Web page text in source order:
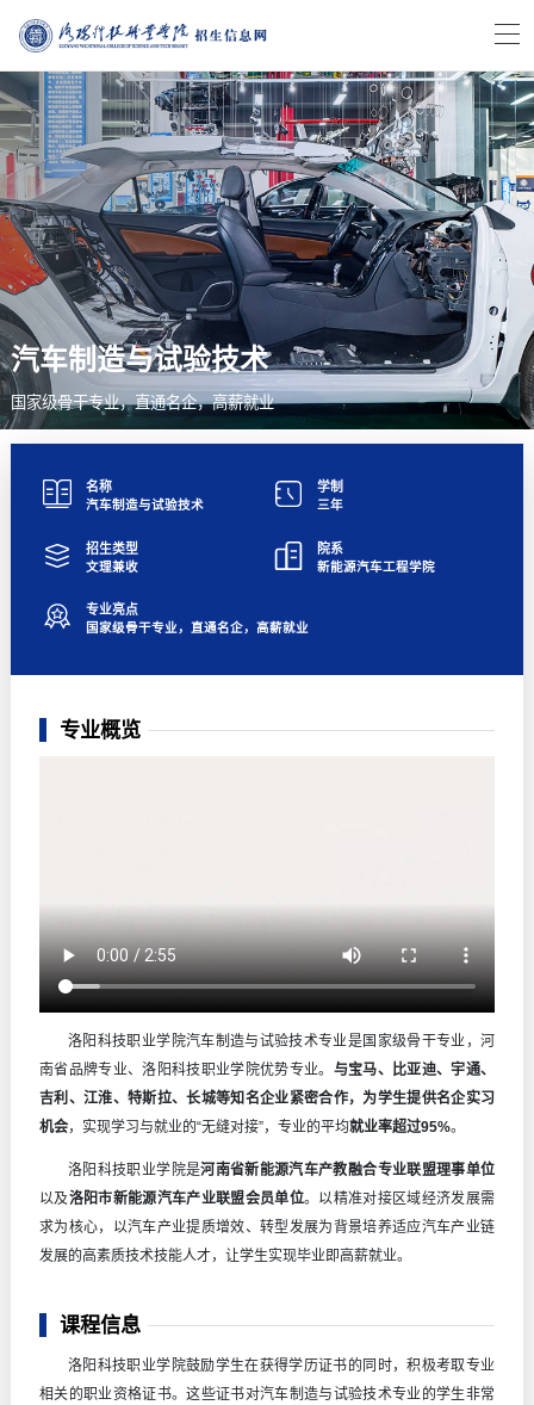
汽车制造与试验技术
国家级骨干专业，直通名企，高薪就业
名称
汽车制造与试验技术
学制
三年
招生类型
文理兼收
院系
新能源汽车工程学院
专业亮点
国家级骨干专业，直通名企，高薪就业
专业概览
洛阳科技职业学院汽车制造与试验技术专业是国家级骨干专业，河
南省品牌专业、洛阳科技职业学院优势专业。 与宝马、比亚迪、宇通、
吉利、江淮、特斯拉、长城等知名企业紧密合作，为学生提供名企实习
机会，实现学习与就业的“无缝对接”，专业的平均就业率超过95%。
洛阳科技职业学院是河南省新能源汽车产教融合专业联盟理事单位
以及洛阳市新能源汽车产业联盟会员单位。以精准对接区域经济发展需
求为核心，以汽车产业提质增效、转型发展为背景培养适应汽车产业链
发展的高素质技术技能人才，让学生实现毕业即高薪就业。
课程信息
洛阳科技职业学院鼓励学生在获得学历证书的同时，积极考取专业
相关的职业资格证书。这些证书对汽车制造与试验技术专业的学生非常